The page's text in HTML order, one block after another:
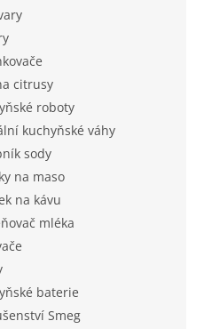
citrusy
roboty
kuchyňské váhy
sody
na maso
na kávu
mléka
baterie
Smeg